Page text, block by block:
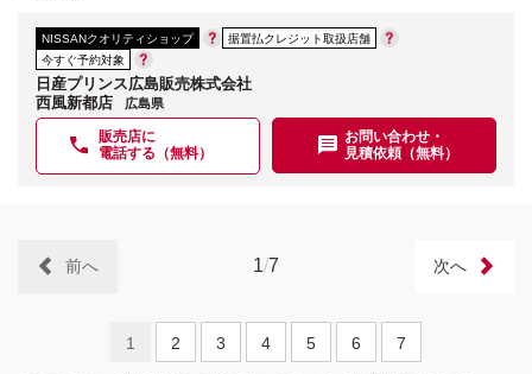
NISSANクオリティショップ
据置払クレジット取扱店舗
今すぐ予約対象
日産プリンス広島販売株式会社
西風新都店
広島県
販売店に
電話する（無料）
お問い合わせ・
見積依頼（無料）
1/7
前へ 次へ
1 2 3 4 5 6 7